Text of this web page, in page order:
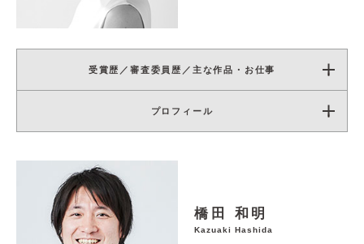
受賞歴／審査委員歴／主な作品・お仕事
プロフィール
橋田 和明
Kazuaki Hashida